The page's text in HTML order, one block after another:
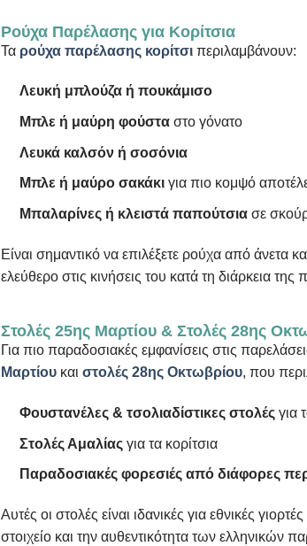
Ρούχα Παρέλασης για Κορίτσια
Τα ρούχα παρέλασης κορίτσι περιλαμβάνουν:
Λευκή μπλούζα ή πουκάμισο
Μπλε ή μαύρη φούσταστο γόνατο
Λευκά καλσόν ή σοσόνια
Μπλε ή μαύρο σακάκιγια πιο κομψό
Μπαλαρίνες ή κλειστά παπούτσιασε
Είναι σημαντικό να επιλέξετε ρούχα από άνετα
ελεύθερο στις κινήσεις του κατά τη διάρκεια της
Στολές 25ης Μαρτίου & Στολές 28ης
Για πιο παραδοσιακές εμφανίσεις στις
Μαρτίου και στολές 28ης Οκτωβρίου, που
Φουστανέλες & τσολιαδίστικες στολέςγια
Στολές Αμαλίαςγια τα κορίτσια
Παραδοσιακές φορεσιές από διάφορες
Αυτές οι στολές είναι ιδανικές για εθνικές
στοιχείο και την αυθεντικότητα των ελληνικών